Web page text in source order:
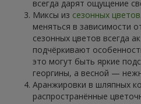
всегда дарят ощущение
Миксы из сезонных цветов
меняться в зависимости
сезонных цветов всегда
подчёркивают
это могут быть яркие
георгины, а весной —
Аранжировки в шляпных
распространённые